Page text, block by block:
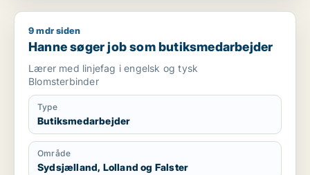
Hanne søger job som butiksmedarbejder
9 mdr siden
Hanne søger job som butiksmedarbejder
Lærer med linjefag i engelsk og tysk
Blomsterbinder
Type
Butiksmedarbejder
Område
Sydsjælland, Lolland og Falster